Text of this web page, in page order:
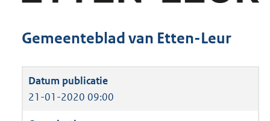
Gemeenteblad van Etten-Leur
21-01-2020 09:00